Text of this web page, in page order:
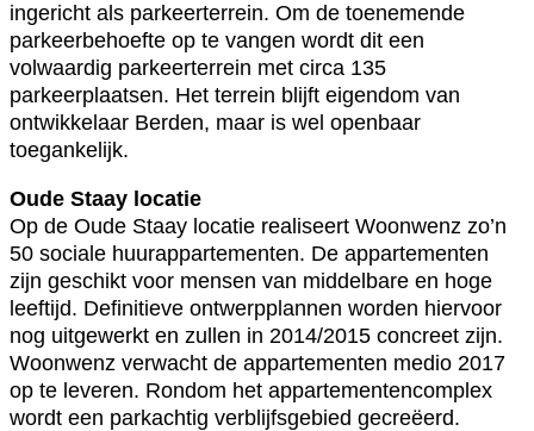
ingericht als parkeerterrein. Om de toenemende
parkeerbehoefte op te vangen wordt dit een
volwaardig parkeerterrein met circa 135
parkeerplaatsen. Het terrein blijft eigendom van
ontwikkelaar Berden, maar is wel openbaar
toegankelijk.
Oude Staay locatie
Op de Oude Staay locatie realiseert Woonwenz zo’n
50 sociale huurappartementen. De appartementen
zijn geschikt voor mensen van middelbare en hoge
leeftijd. Definitieve ontwerpplannen worden hiervoor
nog uitgewerkt en zullen in 2014/2015 concreet zijn.
Woonwenz verwacht de appartementen medio 2017
op te leveren. Rondom het appartementencomplex
wordt een parkachtig verblijfsgebied gecreëerd.